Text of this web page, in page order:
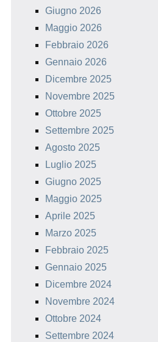
Giugno 2026
Maggio 2026
Febbraio 2026
Gennaio 2026
Dicembre 2025
Novembre 2025
Ottobre 2025
Settembre 2025
Agosto 2025
Luglio 2025
Giugno 2025
Maggio 2025
Aprile 2025
Marzo 2025
Febbraio 2025
Gennaio 2025
Dicembre 2024
Novembre 2024
Ottobre 2024
Settembre 2024